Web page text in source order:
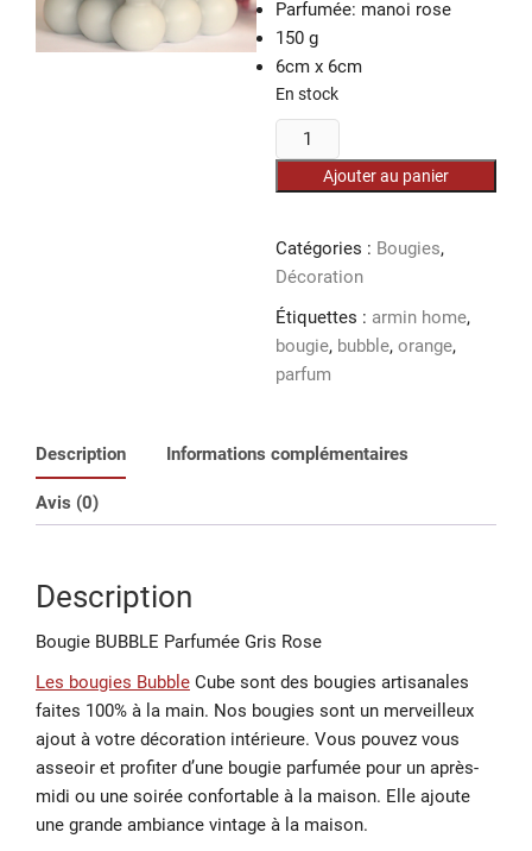
était :
Parfumée: manoi rose
150 g
6cm x 6cm
En stock
quantité
de
Bougie
Parfumée
Gris
Rose
Ajouter au panier
Catégories : Bougies,
Décoration
Étiquettes : armin home,
bougie, bubble, orange,
parfum
Description Informations complémentaires
Avis (0)
Description
Bougie BUBBLE Parfumée Gris Rose
Les bougies Bubble Cube sont des bougies artisanales
faites 100% à la main. Nos bougies sont un merveilleux
ajout à votre décoration intérieure. Vous pouvez vous
asseoir et profiter d’une bougie parfumée pour un après-
midi ou une soirée confortable à la maison. Elle ajoute
une grande ambiance vintage à la maison.